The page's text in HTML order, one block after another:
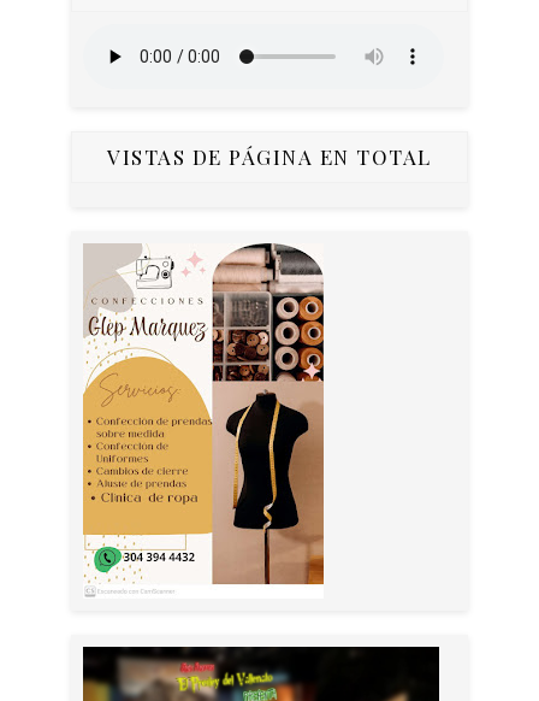
VISTAS DE PÁGINA EN TOTAL